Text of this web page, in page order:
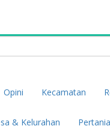
Opini Kecamatan
& Kelurahan